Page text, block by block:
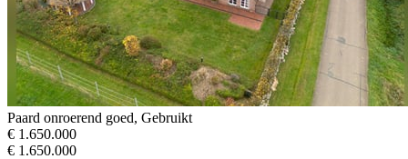
Paard onroerend goed, Gebruikt
€ 1.650.000
€ 1.650.000